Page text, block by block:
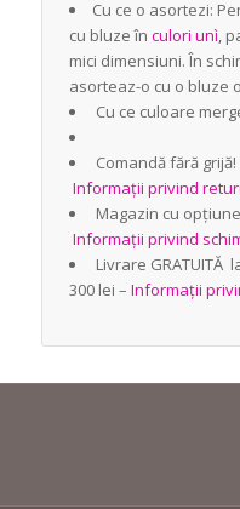
Cu ce o asortezi:
cu bluze în culori unì,
mici dimensiuni. În
asorteaz-o cu o bluze
Cu ce culoare
Comandă fără
Informații privind
Magazin cu
Informații privind
Livrare GRATUITĂ
300 lei – Informații